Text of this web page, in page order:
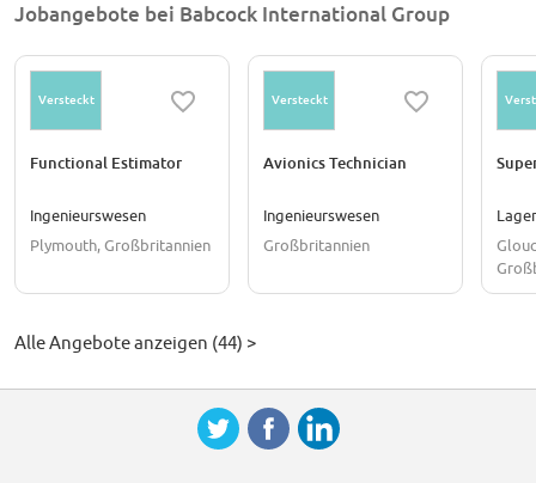
Jobangebote bei Babcock International Group
Versteckt
Functional Estimator
Ingenieurswesen
Plymouth, Großbritannien
Versteckt
Avionics Technician
Ingenieurswesen
Großbritannien
Alle Angebote anzeigen (44) >